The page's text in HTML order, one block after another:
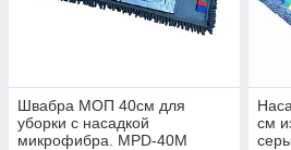
Швабра МОП 40см для
уборки с насадкой
микрофибра. MPD-40M
см